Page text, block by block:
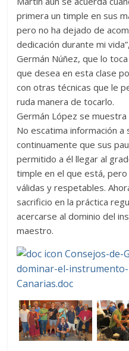
primera un timple en sus
pero no ha dejado de
dedicación durante mi
Germán Núñez, que lo
que desea en esta clase
con otras técnicas que le
ruda manera de tocarlo.
Germán López se
No escatima información
continuamente que sus
permitido a él llegar al
timple en el que está, pero
válidas y respetables.
sacrificio en la práctica
acercarse al dominio del
maestro.
Consejos-de-
dominar-el-
Canarias.doc